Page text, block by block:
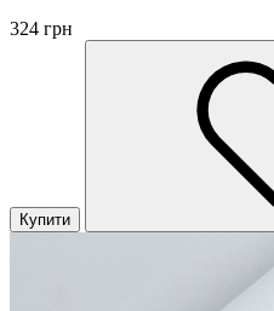
324 грн
Купити